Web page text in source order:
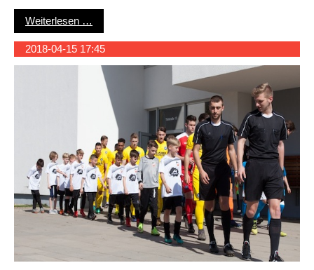
Weiterlesen …
2018-04-15 17:45